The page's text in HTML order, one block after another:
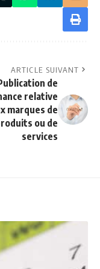
ARTICLE SUIVANT
de
relative
marques de
ou de
services